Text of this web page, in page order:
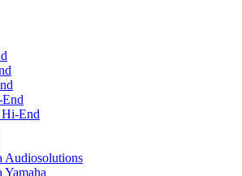
End
Audiosolutions
Yamaha